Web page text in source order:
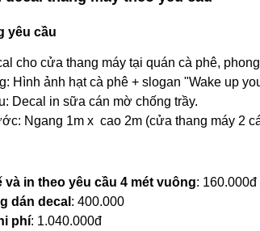
yêu cầu
cho cửa thang máy tại quán cà phê,
Hình ảnh hạt cà phê + slogan "Wake up
Decal in sữa cán mờ chống trầy.
Ngang 1m x cao 2m (cửa thang máy 2
và in theo yêu cầu 4 mét vuông: 160.000đ
dán decal : 400.000
phí: 1.040.000đ